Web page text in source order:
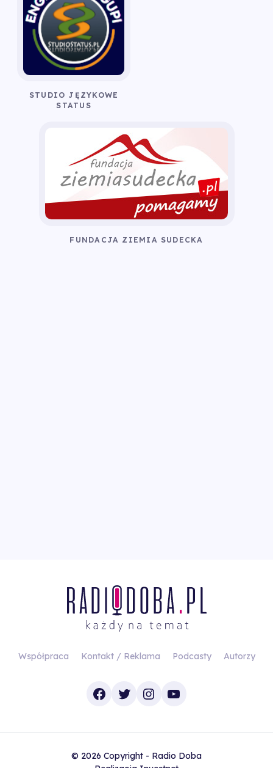
STUDIO JĘZYKOWE
STATUS
FUNDACJA ZIEMIA SUDECKA
Współpraca Kontakt / Reklama Podcasty Autorzy
Facebook
TwitterInstagram
YouTube
© 2026 Copyright - Radio Doba